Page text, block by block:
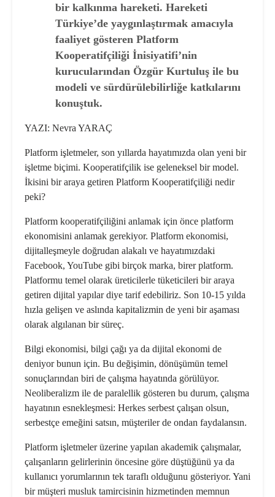
bir kalkınma hareketi. Hareketi
Türkiye’de yaygınlaştırmak amacıyla
faaliyet gösteren Platform
Kooperatifçiliği İnisiyatifi’nin
kurucularından Özgür Kurtuluş ile bu
modeli ve sürdürülebilirliğe katkılarını
konuştuk.
YAZI: Nevra YARAÇ
Platform işletmeler, son yıllarda ha­yatımızda olan yeni bir
işletme biçi­mi. Kooperatifçilik ise geleneksel bir model.
İkisini bir araya getiren Plat­form Kooperatifçiliği nedir
peki?
Platform kooperatifçiliğini anlamak için önce platform
ekonomisini anla­mak gerekiyor. Platform ekonomisi,
dijitalleşmeyle doğrudan alakalı ve ha­yatımızdaki
Facebook, YouTube gibi birçok marka, birer platform.
Platfor­mu temel olarak üreticilerle tüketicile­ri bir araya
getiren dijital yapılar diye tarif edebiliriz. Son 10-15 yılda
hızla gelişen ve aslında kapitalizmin de yeni bir aşaması
olarak algılanan bir süreç.
Bilgi ekonomisi, bilgi çağı ya da dijital ekonomi de
deniyor bunun için. Bu değişimin, dönüşümün temel
sonuç­larından biri de çalışma hayatında gö­rülüyor.
Neoliberalizm ile de paralellik gösteren bu durum, çalışma
hayatının esnekleşmesi: Herkes serbest çalışan olsun,
serbestçe emeğini satsın, müşte­riler de ondan faydalansın.
Platform işletmeler üzerine yapılan akademik çalışmalar,
çalışanların ge­lirlerinin öncesine göre düştüğünü ya da
kullanıcı yorumlarının tek taraflı olduğunu gösteriyor. Yani
bir müşte­ri musluk tamircisinin hizmetinden memnun